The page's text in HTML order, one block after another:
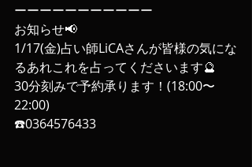
ーーーーーーーーーーー
お知らせ📢
1/17(金)占い師LiCAさんが皆様の気にな
るあれこれを占ってくださいます🔮
30分刻みで予約承ります！(18:00〜
22:00)
☎️0364576433